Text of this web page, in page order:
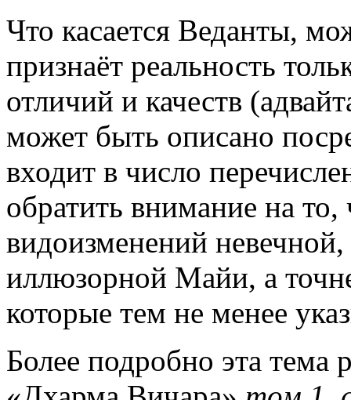
Что касается Веданты,
признаёт реальность
отличий и качеств
может быть описано
входит в число
обратить внимание на
видоизменений
иллюзорной Майи, а
которые тем не менее
Более подробно эта тема